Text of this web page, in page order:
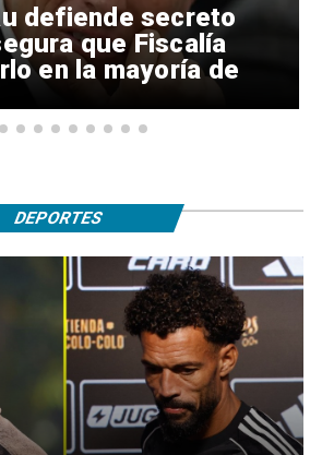
defiende secreto
que Fiscalía
en la mayoría de
DEPORTES